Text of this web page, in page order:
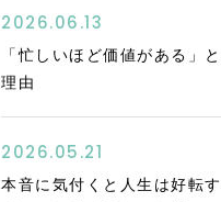
2026.06.13
「忙しいほど価値がある」
理由
2026.05.21
本音に気付くと人生は好転